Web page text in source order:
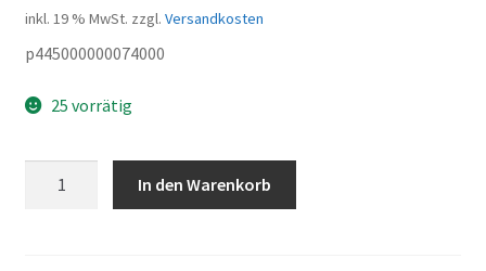
inkl. 19 % MwSt. zzgl. Versandkosten
p445000000074000
25 vorrätig
In den Warenkorb